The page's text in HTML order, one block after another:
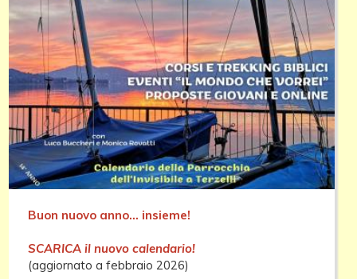
Buon nuovo anno... insieme!
SCARICA il nuovo calendario!
(aggiornato a febbraio 2026)